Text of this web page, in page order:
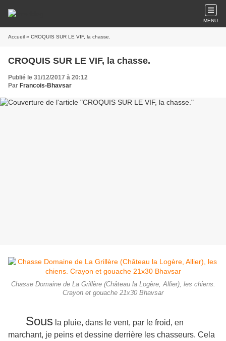
MENU
Accueil » CROQUIS SUR LE VIF, la chasse.
CROQUIS SUR LE VIF, la chasse.
Publié le 31/12/2017 à 20:12
Par Francois-Bhavsar
Chasse Domaine de La Grillère (Château la Logère, Allier), les chiens.
Crayon et gouache 21x30 Bhavsar
Sous la pluie, dans le vent, par le froid, en
marchant, je peins et dessine derrière les chasseurs. Cela